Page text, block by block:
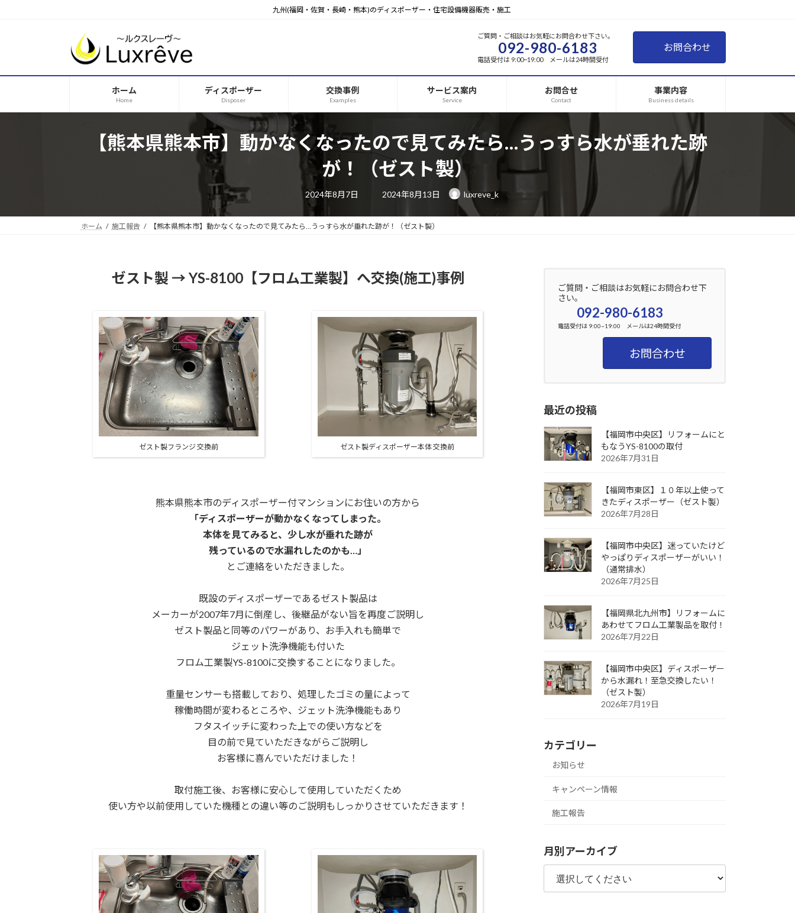
へ
ョ
九州(福岡・佐賀・長崎・熊本)のディスポーザー・住宅設備機器販売・施工
ご質問・ご相談はお気軽にお問合わせ下さい。
092-980-6183
電話受付は 9:00~19:00 メールは24時間受付
お問合わせ
ホーム
Home
ディスポーザー
Disposer
交換事例
Examples
サービス案内
Service
お問合せ
Contact
事業内容
Business details
【熊本県熊本市】動かなくなったので見てみたら…うっすら水が垂れた跡
が！（ゼスト製）
2024年8月7日
最
終
新
日
時
2024年8月13日 luxreve_k
ホーム 施工報告 【熊本県熊本市】動かなくなったので見てみたら…うっすら水が垂れた跡が！（ゼスト製）
ゼスト製 → YS-8100【フロム工業製】へ交換(施工)事例
ゼスト製フランジ 交換前 ゼスト製ディスポーザー本体 交換前
熊本県熊本市のディスポーザー付マンションにお住いの方から
「ディスポーザーが動かなくなってしまった。
本体を見てみると、少し水が垂れた跡が
残っているので水漏れしたのかも…」
とご連絡をいただきました。
既設のディスポーザーであるゼスト製品は
メーカーが2007年7月に倒産し、後継品がない旨を再度ご説明し
ゼスト製品と同等のパワーがあり、お手入れも簡単で
ジェット洗浄機能も付いた
フロム工業製YS-8100に交換することになりました。
重量センサーも搭載しており、 処理したゴミの量によって
稼働時間が変わるところや、 ジェット洗浄機能もあり
フタスイッチに変わった上での使い方などを
目の前で見ていただきながらご説明し
お客様に喜んでいただけました！
取付施工後、お客様に安心して使用していただくため
使い方や以前使用していた機種との違い等の ご説明もしっかりさせていただきます！
ご質問・ご相談はお気軽にお問合わせ下
さい。
092-980-6183
電話受付は 9:00~19:00 メールは24時間受付
お問合わせ
最近の投稿
【福岡市中央区】リフォームにと
もなうYS-8100の取付
2026年7月31日
【福岡市東区】１０年以上使って
きたディスポーザー（ゼスト製）
2026年7月28日
【福岡市中央区】迷っていたけど
やっぱりディスポーザーがいい！
（通常排水）
2026年7月25日
【福岡県北九州市】リフォームに
あわせてフロム工業製品を取付！
2026年7月22日
【福岡市中央区】ディスポーザー
から水漏れ！至急交換したい！
（ゼスト製）
2026年7月19日
カテゴリー
お知らせ
キャンペーン情報
施工報告
月別アーカイブ